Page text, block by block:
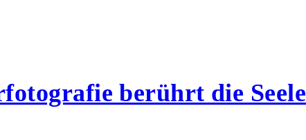
berührt die Seele